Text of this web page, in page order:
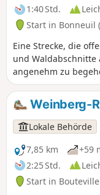
1:40 Std.
Start in Bonneuil
Eine Strecke, die
und Waldabschnitte
angenehm zu
Weinberg-
Lokale Behörde
7,85 km
+59
2:25 Std.
Start in